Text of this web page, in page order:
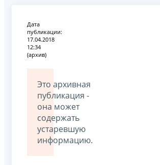
Дата
публикации:
17.04.2018
12:34
(архив)
Это архивная
публикация -
она может
содержать
устаревшую
информацию.